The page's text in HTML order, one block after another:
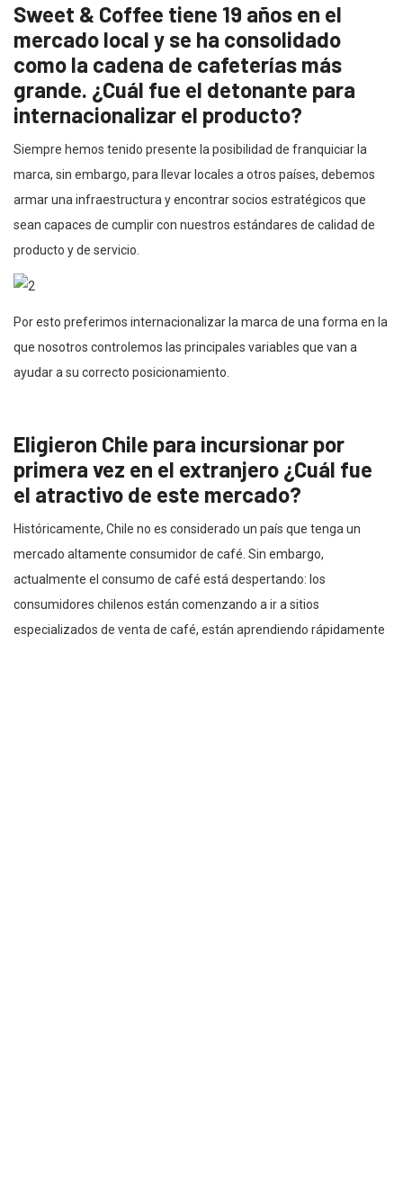
Sweet & Coffee tiene 19 años en el
mercado local y se ha consolidado
como la cadena de cafeterías más
grande. ¿Cuál fue el detonante para
internacionalizar el producto?
Siempre hemos tenido presente la posibilidad de franquiciar la
marca, sin embargo, para llevar locales a otros países, debemos
armar una infraestructura y encontrar socios estratégicos que
sean capaces de cumplir con nuestros estándares de calidad de
producto y de servicio.
Por esto preferimos internacionalizar la marca de una forma en la
que nosotros controlemos las principales variables que van a
ayudar a su correcto posicionamiento.
Eligieron Chile para incursionar por
primera vez en el extranjero ¿Cuál fue
el atractivo de este mercado?
Históricamente, Chile no es considerado un país que tenga un
mercado altamente consumidor de café. Sin embargo,
actualmente el consumo de café está despertando: los
consumidores chilenos están comenzando a ir a sitios
especializados de venta de café, están aprendiendo rápidamente